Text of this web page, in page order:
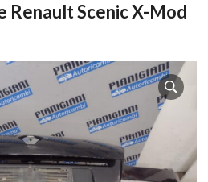
Scenic X-Mod